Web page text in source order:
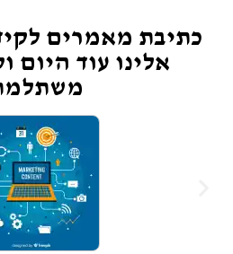
כתיבת מאמרים
אלינו עוד היום